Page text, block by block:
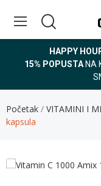
HAPPY
15% POPUSTA NA
Početak VITAMINI I
kapsula